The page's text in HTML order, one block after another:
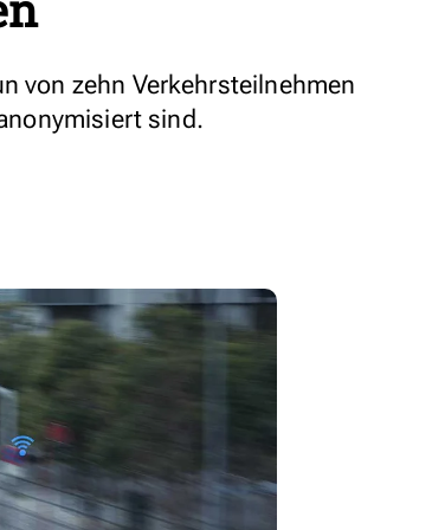
von zehn Verkehrsteilnehmen
sind.